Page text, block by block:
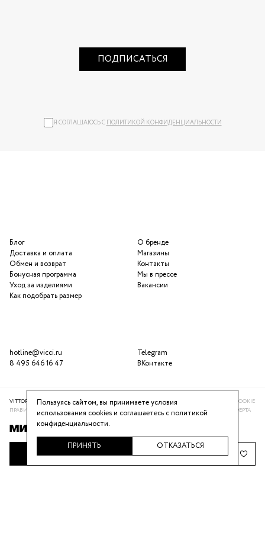
ДОБАВИТЬ В КОРЗИНУ
ПОДПИСАТЬСЯ
Я СОГЛАШАЮСЬ С ПОЛИТИКОЙ КОНФИДЕНЦИАЛЬНОСТИ
О бренде
Магазины
Контакты
Мы в прессе
Вакансии
Telegram
ВКонтакте
Блог
Доставка и оплата
Обмен и возврат
Бонусная программа
Уход за изделиями
Как подобрать размер
hotline@vicci.ru
8 495 646 16 47
VITTORIA VICCI © 2016-2025ПОЛИТИКА КОНФИДЕНЦИАЛЬНОСТИ
ИСПОЛЬЗОВАНИЕ COOKIE
ПРАВИЛА ПРОГРАММЫ ЛОЯЛЬНОСТИРЕКОМЕНДАТЕЛЬНАЯ СИСТЕМАПУБЛИЧНАЯ ОФЕРТА
Пользуясь сайтом, вы принимаете условия
использования cookies и соглашаетесь сполитикой
конфиденциальности.
ПРИНЯТЬ ОТКАЗАТЬСЯ